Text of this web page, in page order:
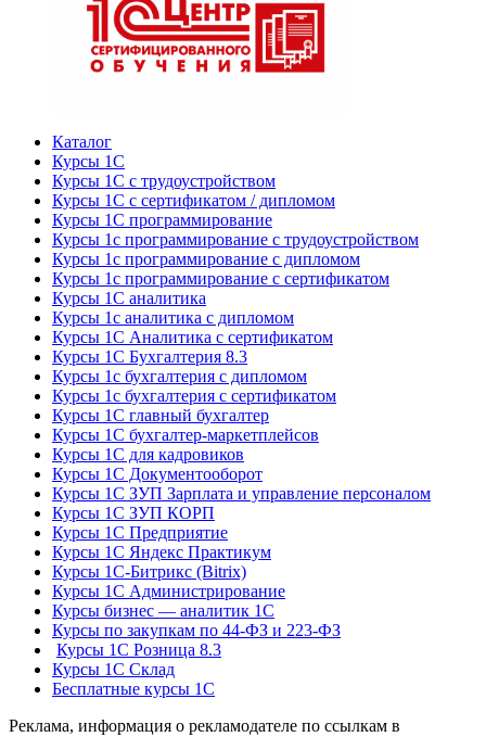
Каталог
Курсы 1С
Курсы 1С с трудоустройством
Курсы 1С с сертификатом / дипломом
Курсы 1С программирование
Курсы 1с программирование с трудоустройством
Курсы 1с программирование с дипломом
Курсы 1с программирование с сертификатом
Курсы 1С аналитика
Курсы 1с аналитика с дипломом
Курсы 1С Аналитика с сертификатом
Курсы 1С Бухгалтерия 8.3
Курсы 1с бухгалтерия с дипломом
Курсы 1с бухгалтерия с сертификатом
Курсы 1С главный бухгалтер
Курсы 1С бухгалтер-маркетплейсов
Курсы 1С для кадровиков
Курсы 1С Документооборот
Курсы 1С ЗУП Зарплата и управление персоналом
Курсы 1С ЗУП КОРП
Курсы 1С Предприятие
Курсы 1С Яндекс Практикум
Курсы 1С-Битрикс (Bitrix)
Курсы 1С Администрирование
Курсы бизнес — аналитик 1С
Курсы по закупкам по 44‑ФЗ и 223‑ФЗ
Курсы 1С Розница 8.3
Курсы 1С Склад
Бесплатные курсы 1С
Реклама, информация о рекламодателе по ссылкам в